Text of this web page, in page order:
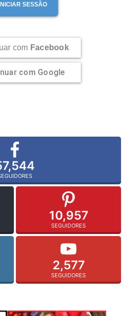
SESSÃO
com Facebook
com Google
10,957
SEGUIDORES
2,577
SEGUIDORES